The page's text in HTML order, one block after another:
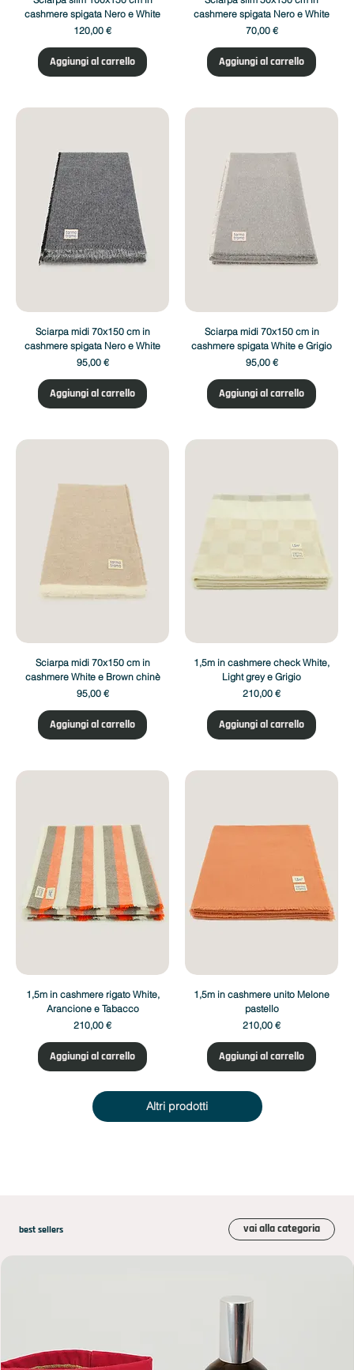
cashmere spigata Nero e White
Prezzo
120,00 €
Aggiungi al carrello
cashmere spigata Nero e White
Prezzo
70,00 €
Aggiungi al carrello
Sciarpa midi 70x150 cm in
cashmere spigata Nero e White
Prezzo
95,00 €
Aggiungi al carrello
Sciarpa midi 70x150 cm in
cashmere spigata White e Grigio
Prezzo
95,00 €
Aggiungi al carrello
Sciarpa midi 70x150 cm in
cashmere White e Brown chinè
Prezzo
95,00 €
Aggiungi al carrello
1,5m in cashmere check White,
Light grey e Grigio
Prezzo
210,00 €
Aggiungi al carrello
1,5m in cashmere rigato White,
Arancione e Tabacco
Prezzo
210,00 €
Aggiungi al carrello
1,5m in cashmere unito Melone
pastello
Prezzo
210,00 €
Aggiungi al carrello
Altri prodotti
best sellers vai alla categoria